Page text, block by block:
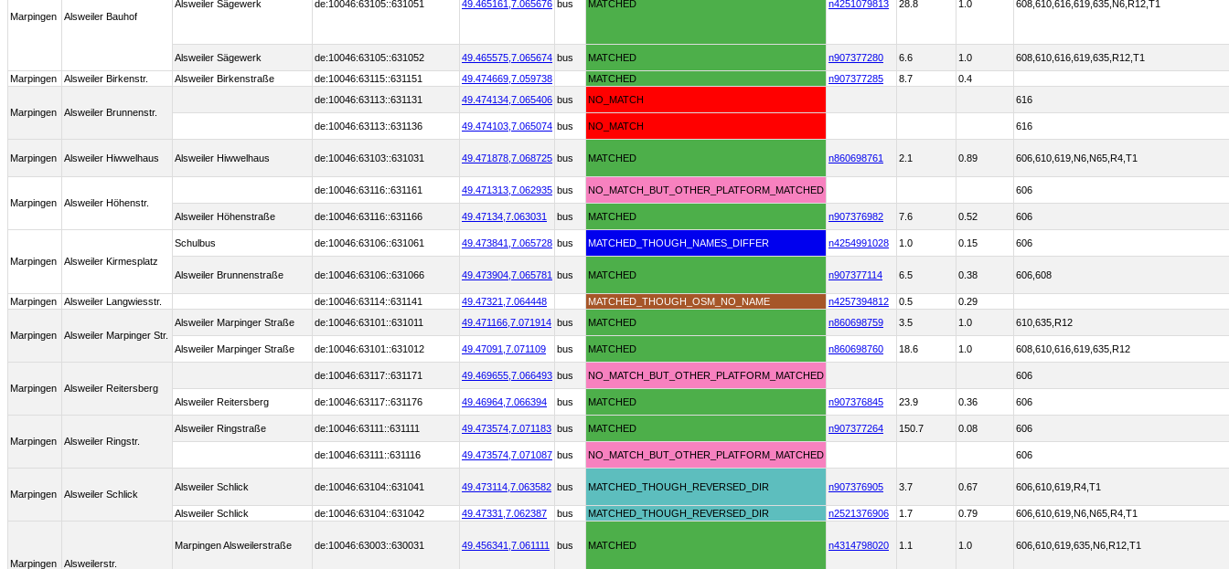
Marpingen Alsweiler Bauhof
Alsweiler Sägewerk de:10046:63105::631051 49.465161, 7.065676 bus MATCHED n4251079813 28.8 1.0 608,610,616,619,635,N6,R12,T1
Alsweiler Sägewerk de:10046:63105::631052 49.465575, 7.065674 bus MATCHED n907377280 6.6 1.0
608,610,616,619,635,R12,T1
Marpingen
Alsweiler Birkenstr. Alsweiler Birkenstraße de:10046:63115::631151 49.474669, 7.059738 MATCHED n907377285 8.7 0.4
Marpingen Alsweiler Brunnenstr.
de:10046:63113::631131 49.474134, 7.065406 bus NO_MATCH 616
de:10046:63113::631136 49.474103, 7.065074 bus NO_MATCH 616
Marpingen Alsweiler Hiwwelhaus Alsweiler Hiwwelhaus de:10046:63103::631031 49.471878, 7.068725 bus MATCHED n860698761 2.1 0.89 606,610,619,N6,N65,R4,T1
Marpingen Alsweiler Höhenstr.
de:10046:63116::631161 49.471313, 7.062935 bus NO_MATCH_BUT_OTHER_PLATFORM_MATCHED 606
Alsweiler Höhenstraße de:10046:63116::631166 49.47134, 7.063031 bus MATCHED n907376982 7.6 0.52 606
Marpingen Alsweiler Kirmesplatz
Schulbus de:10046:63106::631061 49.473841, 7.065728 bus MATCHED_THOUGH_NAMES_DIFFER n4254991028 1.0 0.15 606
Alsweiler Brunnenstraße de:10046:63106::631066 49.473904, 7.065781 bus MATCHED n907377114 6.5 0.38 606,608
Marpingen Alsweiler Langwiesstr. de:10046:63114::631141 49.47321, 7.064448 MATCHED_THOUGH_OSM_NO_NAME n4257394812 0.5 0.29
Marpingen Alsweiler Marpinger Str.
Alsweiler Marpinger Straße de:10046:63101::631011 49.471166, 7.071914 bus MATCHED n860698759 3.5 1.0 610,635,R12
Alsweiler Marpinger Straße de:10046:63101::631012 49.47091, 7.071109 bus MATCHED n860698760 18.6 1.0 608,610,616,619,635,R12
Marpingen Alsweiler Reitersberg
de:10046:63117::631171 49.469655, 7.066493 bus NO_MATCH_BUT_OTHER_PLATFORM_MATCHED 606
Alsweiler Reitersberg de:10046:63117::631176 49.46964, 7.066394 bus MATCHED n907376845 23.9 0.36 606
Marpingen Alsweiler Ringstr.
Alsweiler Ringstraße de:10046:63111::631111 49.473574, 7.071183 bus MATCHED n907377264 150.7 0.08 606
de:10046:63111::631116 49.473574, 7.071087 bus NO_MATCH_BUT_OTHER_PLATFORM_MATCHED 606
Marpingen Alsweiler Schlick
Alsweiler Schlick de:10046:63104::631041 49.473114, 7.063582 bus MATCHED_THOUGH_REVERSED_DIR n907376905 3.7 0.67 606,610,619,R4,T1
Alsweiler Schlick de:10046:63104::631042 49.47331, 7.062387 bus MATCHED_THOUGH_REVERSED_DIR n2521376906 1.7 0.79 606,610,619,N6,N65,R4,T1
Marpingen Alsweilerstr.
Marpingen Alsweilerstraße de:10046:63003::630031 49.456341, 7.061111 bus MATCHED n4314798020 1.1 1.0 606,610,619,635,N6,R12,T1